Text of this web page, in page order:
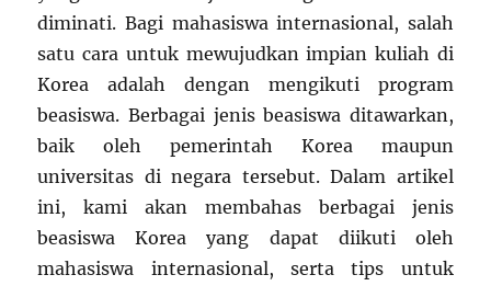
diminati. Bagi mahasiswa internasional, salah
satu cara untuk mewujudkan impian kuliah di
Korea adalah dengan mengikuti program
beasiswa. Berbagai jenis beasiswa ditawarkan,
baik oleh pemerintah Korea maupun
universitas di negara tersebut. Dalam artikel
ini, kami akan membahas berbagai jenis
beasiswa Korea yang dapat diikuti oleh
mahasiswa internasional, serta tips untuk